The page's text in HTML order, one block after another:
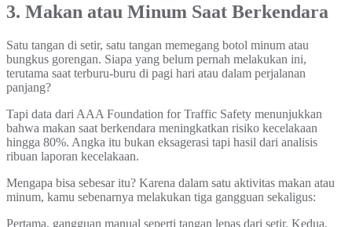
3. Makan atau Minum Saat Berkendara
Satu tangan di setir, satu tangan memegang botol minum atau
bungkus gorengan. Siapa yang belum pernah melakukan ini,
terutama saat terburu-buru di pagi hari atau dalam perjalanan
panjang?
Tapi data dari AAA Foundation for Traffic Safety menunjukkan
bahwa makan saat berkendara meningkatkan risiko kecelakaan
hingga 80%. Angka itu bukan eksagerasi tapi hasil dari analisis
ribuan laporan kecelakaan.
Mengapa bisa sebesar itu? Karena dalam satu aktivitas makan atau
minum, kamu sebenarnya melakukan tiga gangguan sekaligus:
Pertama, gangguan manual seperti tangan lepas dari setir. Kedua,